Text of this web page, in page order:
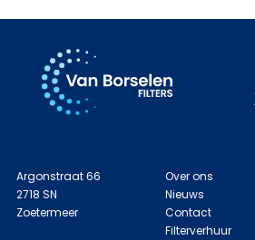
Argonstraat 66
2718 SN
Zoetermeer
Over ons
Nieuws
Contact
Filterverhuur